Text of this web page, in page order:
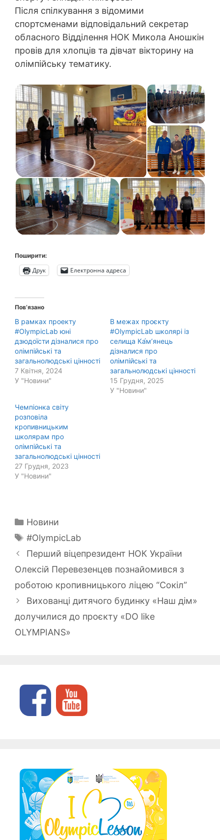
Після спілкування з відомими
спортсменами відповідальний секретар
обласного Відділення НОК Микола Аношкін
провів для хлопців та дівчат вікторину на
олімпійську тематику.
Поширити:
Друк Електронна адреса
Пов’язано
В рамках проекту
#OlympicLab юні
дзюдоїсти дізналися про
олімпійські та
загальнолюдські цінності
7 Квітня, 2024
У "Новини"
В межах проєкту
#OlympicLab школярі із
селища Ка́м’янець
дізналися про
олімпійські та
загальнолюдські цінності
15 Грудня, 2025
У "Новини"
Чемпіонка світу
розповіла
кропивницьким
школярам про
олімпійські та
загальнолюдські цінності
27 Грудня, 2023
У "Новини"
Категорії
Новини
Позначки
#OlympicLab
Перший віцепрезидент НОК України
Олексій Перевезенцев познайомився з
роботою кропивницького ліцею “Сокіл”
Вихованці дитячого будинку «Наш дім»
долучилися до проєкту «DO like
OLYMPIANS»